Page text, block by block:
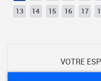
13
14 15 16 17
VOTRE